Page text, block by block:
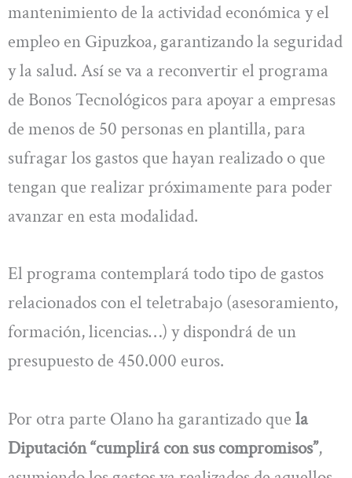
mantenimiento de la actividad económica y el
empleo en Gipuzkoa, garantizando la seguridad
y la salud. Así se va a reconvertir el programa
de Bonos Tecnológicos para apoyar a empresas
de menos de 50 personas en plantilla, para
sufragar los gastos que hayan realizado o que
tengan que realizar próximamente para poder
avanzar en esta modalidad.
El programa contemplará todo tipo de gastos
relacionados con el teletrabajo (asesoramiento,
formación, licencias…) y dispondrá de un
presupuesto de 450.000 euros.
Por otra parte Olano ha garantizado que la
Diputación “cumplirá con sus compromisos”,